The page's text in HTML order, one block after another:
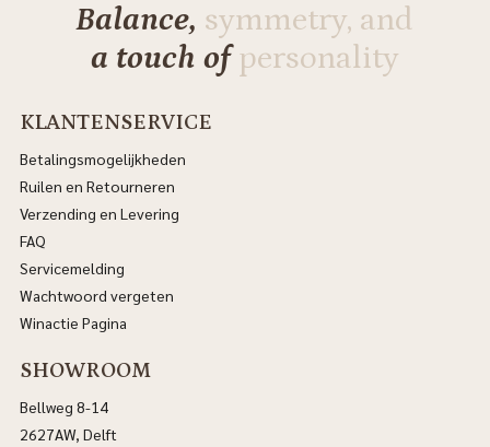
Balance, symmetry, and
a touch ofpersonality
KLANTENSERVICE
Betalingsmogelijkheden
Ruilen en Retourneren
Verzending en Levering
FAQ
Servicemelding
Wachtwoord vergeten
Winactie Pagina
SHOWROOM
Bellweg 8-14
2627AW, Delft